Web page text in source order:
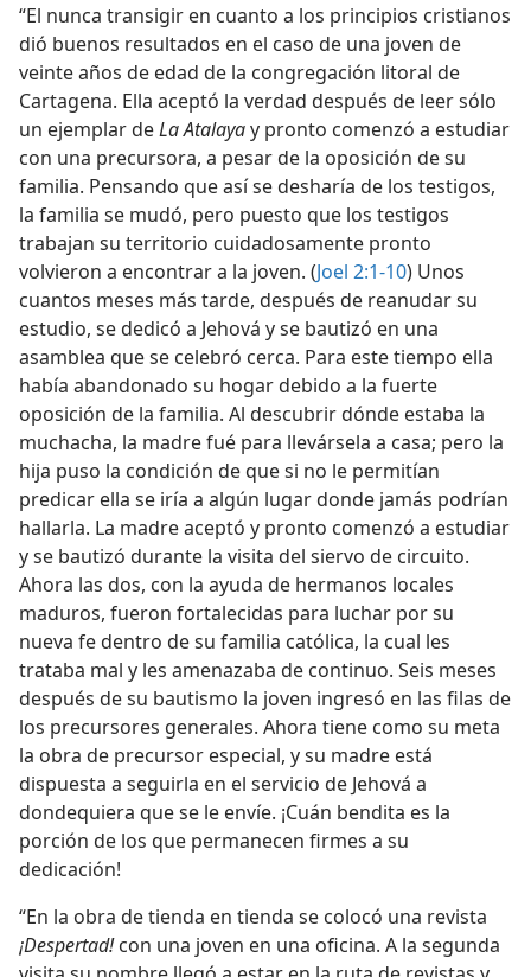
“El nunca transigir en cuanto a los principios cristianos
dió buenos resultados en el caso de una joven de
veinte años de edad de la congregación litoral de
Cartagena. Ella aceptó la verdad después de leer sólo
un ejemplar deLa Atalayay pronto comenzó a estudiar
con una precursora, a pesar de la oposición de su
familia. Pensando que así se desharía de los testigos,
la familia se mudó, pero puesto que los testigos
trabajan su territorio cuidadosamente pronto
volvieron a encontrar a la joven. (Joel 2:1-10) Unos
cuantos meses más tarde, después de reanudar su
estudio, se dedicó a Jehová y se bautizó en una
asamblea que se celebró cerca. Para este tiempo ella
había abandonado su hogar debido a la fuerte
oposición de la familia. Al descubrir dónde estaba la
muchacha, la madre fué para llevársela a casa; pero la
hija puso la condición de que si no le permitían
predicar ella se iría a algún lugar donde jamás podrían
hallarla. La madre aceptó y pronto comenzó a estudiar
y se bautizó durante la visita del siervo de circuito.
Ahora las dos, con la ayuda de hermanos locales
maduros, fueron fortalecidas para luchar por su
nueva fe dentro de su familia católica, la cual les
trataba mal y les amenazaba de continuo. Seis meses
después de su bautismo la joven ingresó en las filas de
los precursores generales. Ahora tiene como su meta
la obra de precursor especial, y su madre está
dispuesta a seguirla en el servicio de Jehová a
dondequiera que se le envíe. ¡Cuán bendita es la
porción de los que permanecen firmes a su
dedicación!
“En la obra de tienda en tienda se colocó una revista
¡Despertad!con una joven en una oficina. A la segunda